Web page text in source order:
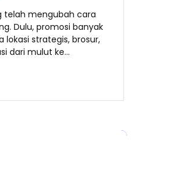
telah mengubah cara
Dulu, promosi banyak
lokasi strategis, brosur,
dari mulut ke…